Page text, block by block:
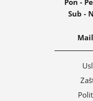
Sub -